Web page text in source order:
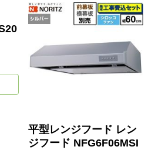
平型レンジフード レン
ジフード NFG6F06MSI